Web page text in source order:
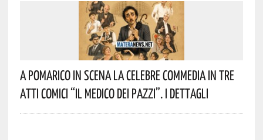
A Pomarico In Scena La Celebre Commedia In Tre
Atti Comici “Il Medico Dei Pazzi”. I Dettagli